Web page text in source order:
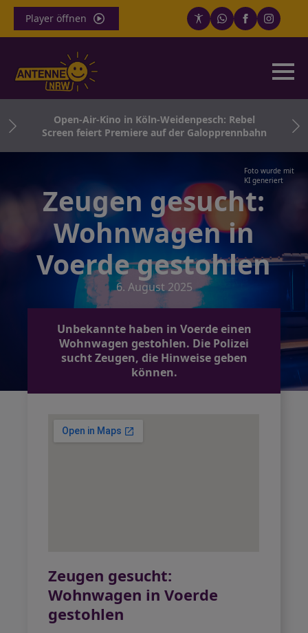
Player öffnen
Open-Air-Kino in Köln-Weidenpesch: Rebel
Screen feiert Premiere auf der Galopprennbahn
Foto wurde mit
KI generiert
Zeugen gesucht:
Wohnwagen in
Voerde gestohlen
6. August 2025
Unbekannte haben in Voerde einen
Wohnwagen gestohlen. Die Polizei
sucht Zeugen, die Hinweise geben
können.
Zeugen gesucht:
Wohnwagen in Voerde
gestohlen